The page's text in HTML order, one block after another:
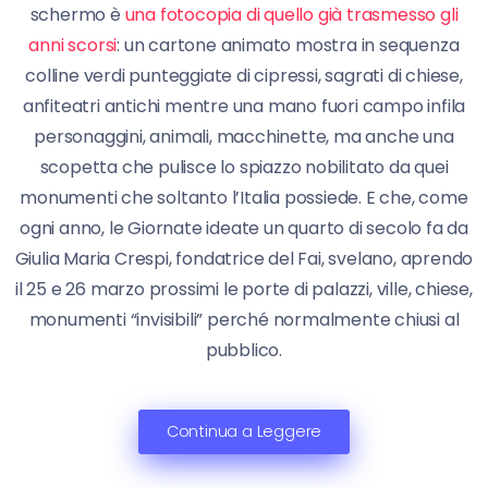
schermo è una fotocopia di quello già trasmesso gli
anni scorsi: un cartone animato mostra in sequenza
colline verdi punteggiate di cipressi, sagrati di chiese,
anfiteatri antichi mentre una mano fuori campo infila
personaggini, animali, macchinette, ma anche una
scopetta che pulisce lo spiazzo nobilitato da quei
monumenti che soltanto l’Italia possiede. E che, come
ogni anno, le Giornate ideate un quarto di secolo fa da
Giulia Maria Crespi, fondatrice del Fai, svelano, aprendo
il 25 e 26 marzo prossimi le porte di palazzi, ville, chiese,
monumenti “invisibili” perché normalmente chiusi al
pubblico.
Continua a Leggere